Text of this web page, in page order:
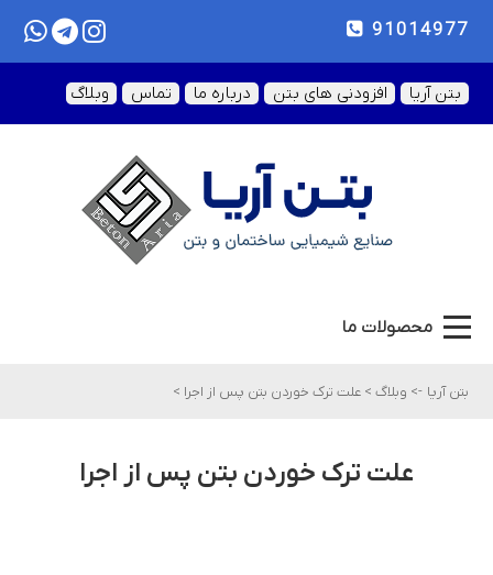
91014977
بتن آریا افزودنی های بتن درباره ما تماس وبلاگ
محصولات ما
بتن آریا -> وبلاگ > علت ترک خوردن بتن پس از اجرا >
علت ترک خوردن بتن پس از اجرا